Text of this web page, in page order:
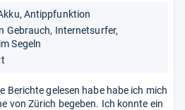
Antippfunktion
Gebrauch, Internetsurfer,
Segeln
Berichte gelesen habe habe ich mich
von Zürich begeben. Ich konnte ein